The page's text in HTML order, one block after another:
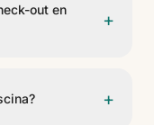
out en
+
+